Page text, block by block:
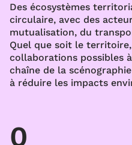
Des écosystèmes
circulaire, avec des
mutualisation, du
Quel que soit le
collaborations possibles
chaîne de la
à réduire les impacts
0